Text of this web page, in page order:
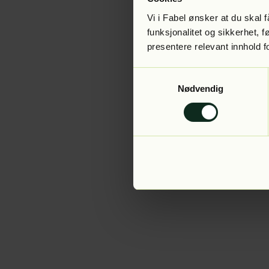
Vi i Fabel ønsker at du skal
funksjonalitet og sikkerhet,
presentere relevant innhold
Nødvendig
Application